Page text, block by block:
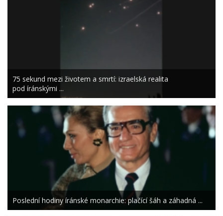
75 sekund mezi životem a smrtí: izraelská realita
pod íránskými ...
Poslední hodiny íránské monarchie: plačící šáh a záhadná ...